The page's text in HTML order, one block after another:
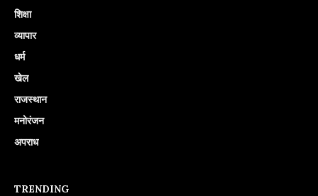
शिक्षा
व्यापार
धर्म
खेल
राजस्थान
मनोरंजन
अपराध
TRENDING